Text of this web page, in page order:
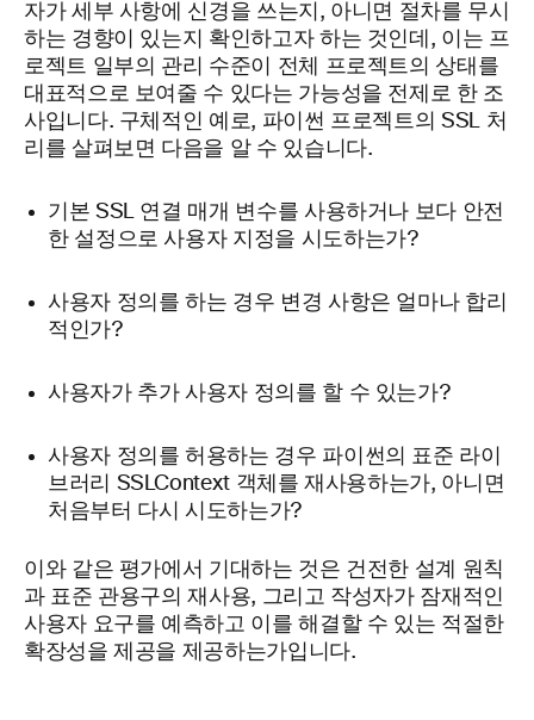
자가 세부 사항에 신경을 쓰는지, 아니면 절차를 무시
하는 경향이 있는지 확인하고자 하는 것인데, 이는 프
로젝트 일부의 관리 수준이 전체 프로젝트의 상태를
대표적으로 보여줄 수 있다는 가능성을 전제로 한 조
사입니다. 구체적인 예로, 파이썬 프로젝트의 SSL 처
리를 살펴보면 다음을 알 수 있습니다.
기본 SSL 연결 매개 변수를 사용하거나 보다 안전
한 설정으로 사용자 지정을 시도하는가?
사용자 정의를 하는 경우 변경 사항은 얼마나 합리
적인가?
사용자가 추가 사용자 정의를 할 수 있는가?
사용자 정의를 허용하는 경우 파이썬의 표준 라이
브러리 SSLContext 객체를 재사용하는가, 아니면
처음부터 다시 시도하는가?
이와 같은 평가에서 기대하는 것은 건전한 설계 원칙
과 표준 관용구의 재사용, 그리고 작성자가 잠재적인
사용자 요구를 예측하고 이를 해결할 수 있는 적절한
확장성을 제공을 제공하는가입니다.